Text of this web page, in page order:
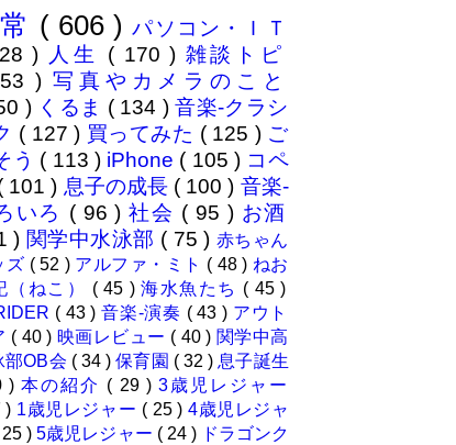
ってきました、場所は 本栖湖キ
ャンプ場 ...
( 606 )パソコン・ＩＴ
) 人生 ( 170 ) 雑談トピ
) 写真やカメラのこと
) くるま ( 134 )音楽-クラシ
( 127 ) 買ってみた ( 125 ) ご
う ( 113 ) iPhone ( 105 ) コペ
101 ) 息子の成長 ( 100 ) 音楽-
いろ ( 96 )社会 ( 95 ) お酒
) 関学中水泳部 ( 75 ) 赤ちゃん
ズ ( 52 ) アルファ・ミト ( 48 ) ねお
（ねこ） ( 45 ) 海水魚たち ( 45 )
( 43 )音楽-演奏 ( 43 ) アウト
( 40 ) 映画レビュー ( 40 ) 関学中高
部OB会 ( 34 )保育園 ( 32 ) 息子誕生
)本の紹介 ( 29 ) 3歳児レジャー
) 1歳児レジャー ( 25 ) 4歳児レジャ
25 )5歳児レジャー ( 24 ) ドラゴンク